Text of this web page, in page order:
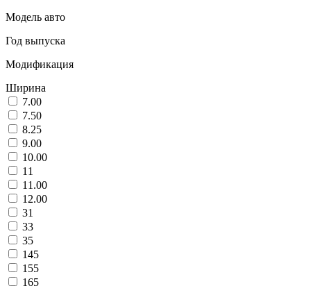
Модель авто
Год выпуска
Модификация
Ширина
7.00
7.50
8.25
9.00
10.00
11
11.00
12.00
31
33
35
145
155
165